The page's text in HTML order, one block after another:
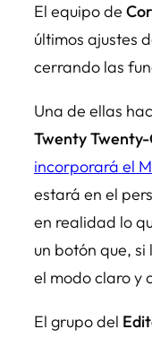
El equipo de
últimos ajustes
cerrando las
Una de ellas
Twenty
incorporará el
estará en el
en realidad lo
un botón que,
el modo claro y
El grupo del